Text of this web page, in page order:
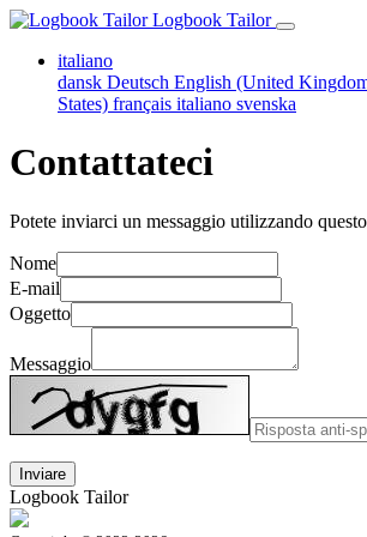
Logbook Tailor
italiano
dansk Deutsch English (United
States) français italiano svenska
Contattateci
Potete inviarci un messaggio utilizzando
Nome
E-mail
Oggetto
Messaggio
Logbook Tailor